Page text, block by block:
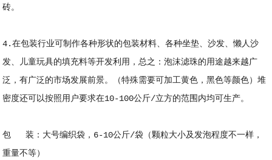
砖。
4.在包装行业可制作各种形状的包装材料、各种坐垫、沙发、懒人沙
发、儿童玩具的填充料等开发利用，总之：泡沫滤珠的用途越来越广
泛，有广泛的市场发展前景。（特殊需要可加工黄色，黑色等颜色）堆
密度还可以按照用户要求在10-100公斤/立方的范围内均可生产。
包 装：大号编织袋，6-10公斤/袋（颗粒大小及发泡程度不一样，
重量不等）